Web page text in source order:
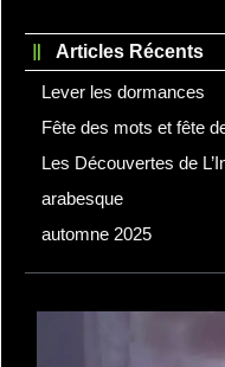
Articles Récents
Lever les dormances
Fête des mots et fête
Les Découvertes de
arabesque
automne 2025